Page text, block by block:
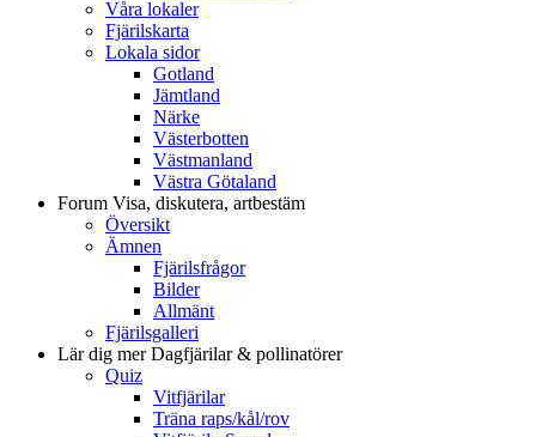
Våra lokaler
Fjärilskarta
Lokala sidor
Gotland
Jämtland
Närke
Västerbotten
Västmanland
Västra Götaland
Forum Visa, diskutera, artbestäm
Översikt
Ämnen
Fjärilsfrågor
Bilder
Allmänt
Fjärilsgalleri
Lär dig merDagfjärilar & pollinatörer
Quiz
Vitfjärilar
Träna raps/kål/rov